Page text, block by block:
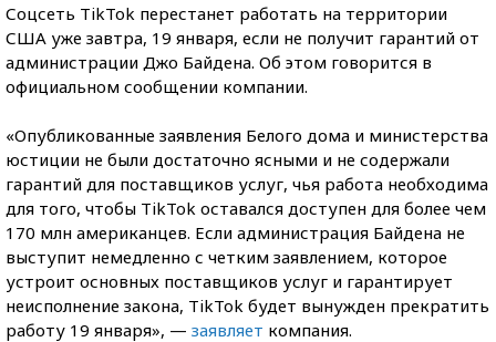
Соцсеть TikTok перестанет работать на территории
США уже завтра, 19 января, если не получит гарантий от
администрации Джо Байдена. Об этом говорится в
официальном сообщении компании.
«Опубликованные заявления Белого дома и министерства
юстиции не были достаточно ясными и не содержали
гарантий для поставщиков услуг, чья работа необходима
для того, чтобы TikTok оставался доступен для более чем
170 млн американцев. Если администрация Байдена не
выступит немедленно с четким заявлением, которое
устроит основных поставщиков услуг и гарантирует
неисполнение закона, TikTok будет вынужден прекратить
работу 19 января», — заявляет компания.